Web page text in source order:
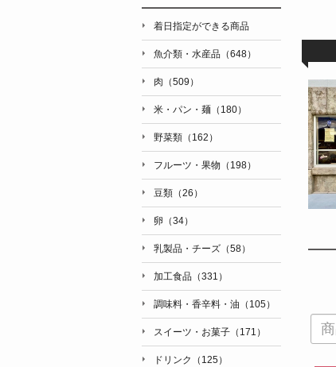
着日指定ができる商品
魚介類・水産品（648）
肉（509）
米・パン・麺（180）
野菜類（162）
フルーツ・果物（198）
豆類（26）
卵（34）
乳製品・チーズ（58）
加工食品（331）
調味料・香辛料・油（105）
スイーツ・お菓子（171）
ドリンク（125）